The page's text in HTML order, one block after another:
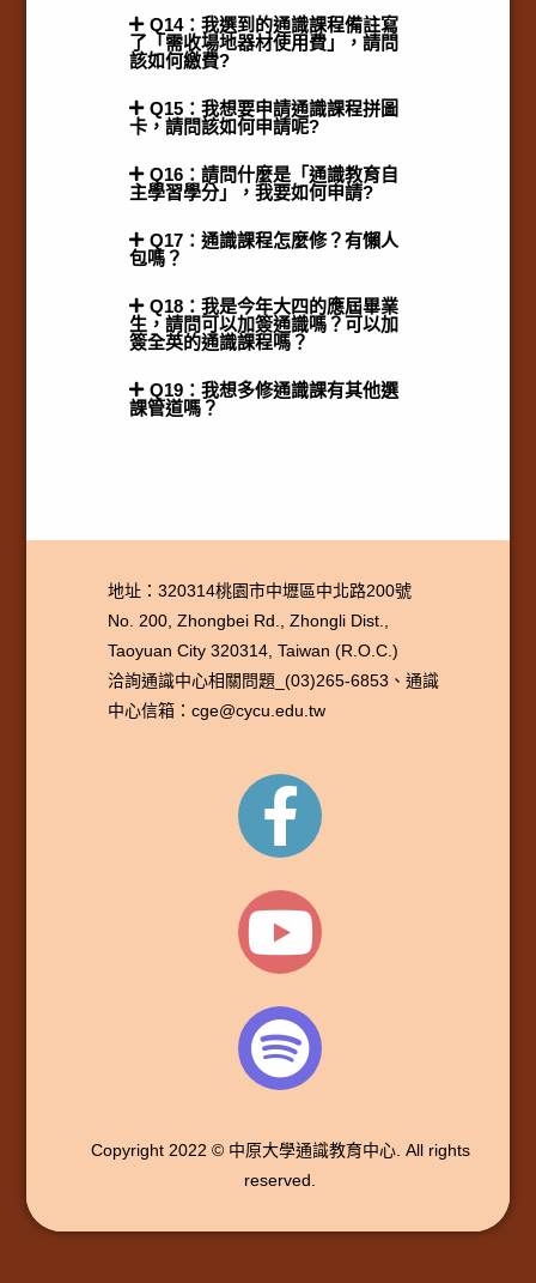
Q14：我選到的通識課程備註寫
了「需收場地器材使用費」，請問
該如何繳費?
Q15：我想要申請通識課程拼圖
卡，請問該如何申請呢?
Q16：請問什麼是「通識教育自
主學習學分」，我要如何申請?
Q17：通識課程怎麼修？有懶人
包嗎？
Q18：我是今年大四的應屆畢業
生，請問可以加簽通識嗎？可以加
簽全英的通識課程嗎？
Q19：我想多修通識課有其他選
課管道嗎？
地址：320314桃園市中壢區中北路200號
No. 200, Zhongbei Rd., Zhongli Dist.,
Taoyuan City 320314, Taiwan (R.O.C.)
洽詢通識中心相關問題_(03)265-6853、通識
中心信箱：cge@cycu.edu.tw
Copyright 2022 © 中原大學通識教育中心. All rights
reserved.